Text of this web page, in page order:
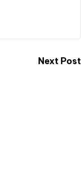
Next Post